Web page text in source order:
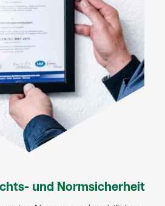
und Normsicherheit